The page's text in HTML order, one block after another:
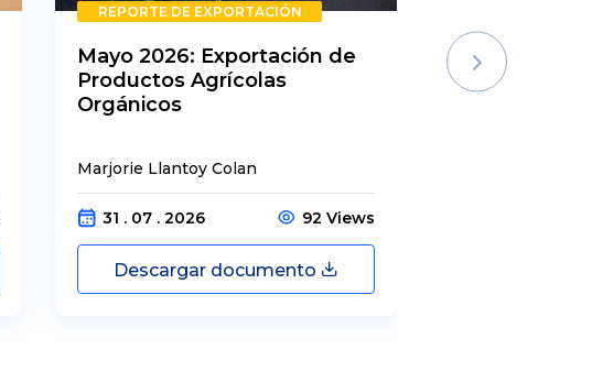
REPORTE DE EXPORTACIÓN
Mayo 2026: Exportación de
Productos Agrícolas
Orgánicos
Marjorie Llantoy Colan
31 . 07 . 2026 92 Views
Descargar documento
Rechazos
Semestre